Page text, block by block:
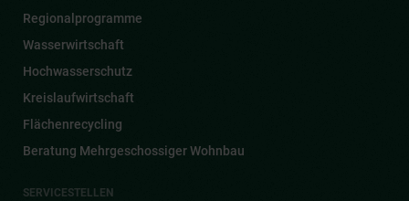
Regionalprogramme
Wasserwirtschaft
Hochwasserschutz
Kreislaufwirtschaft
Flächenrecycling
Beratung Mehrgeschossiger Wohnbau
SERVICESTELLEN